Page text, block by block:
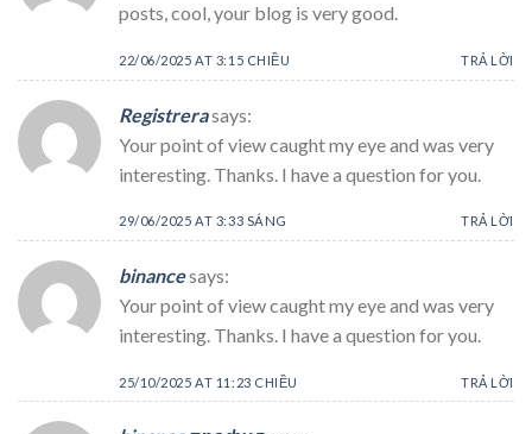
posts, cool, your blog is very good.
22/06/2025 AT 3:15 CHIỀU TRẢ LỜI
Registrerasays:
Your point of view caught my eye and was very
interesting. Thanks. I have a question for you.
29/06/2025 AT 3:33 SÁNG TRẢ LỜI
binancesays:
Your point of view caught my eye and was very
interesting. Thanks. I have a question for you.
25/10/2025 AT 11:23 CHIỀU TRẢ LỜI